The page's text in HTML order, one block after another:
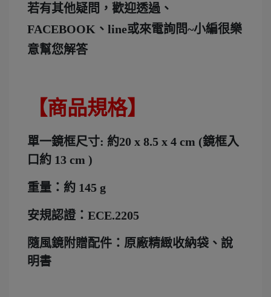
若有其他疑問，歡迎透過、
FACEBOOK、line或來電詢問~小編很樂
意幫您解答
【商品規格】
單一鏡框尺寸: 約20 x 8.5 x 4 cm (鏡框入
口約 13 cm )
重量：約 145 g
安規認證：ECE.2205
隨風鏡附贈配件：原廠精緻收納袋、說
明書